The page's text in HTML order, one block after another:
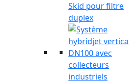
Skid pour filtre
duplex